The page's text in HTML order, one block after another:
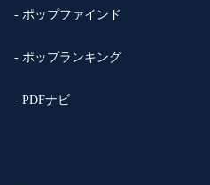
- ポップファインド
- ポップランキング
- PDFナビ